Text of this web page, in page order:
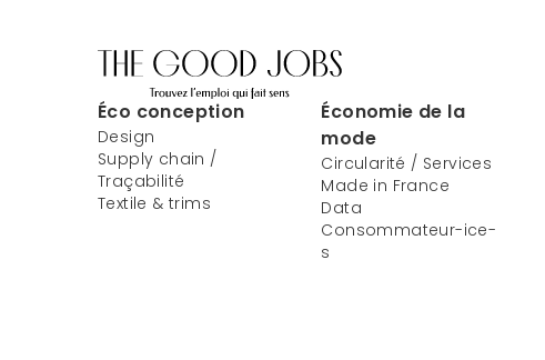
Éco conception
Design
Supply chain /
Traçabilité
Textile & trims
Économie de la
mode
Circularité / Services
Made in France
Data
Consommateur-ice-
s